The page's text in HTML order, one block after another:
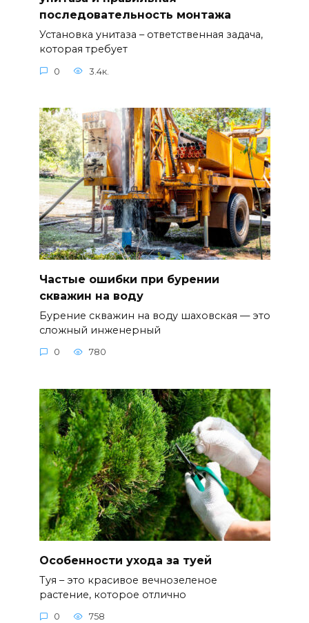
последовательность монтажа
Установка унитаза – ответственная задача,
которая требует
0 3.4к.
Частые ошибки при бурении
скважин на воду
Бурение скважин на воду шаховская — это
сложный инженерный
0 780
Особенности ухода за туей
Туя – это красивое вечнозеленое
растение, которое отлично
0 758